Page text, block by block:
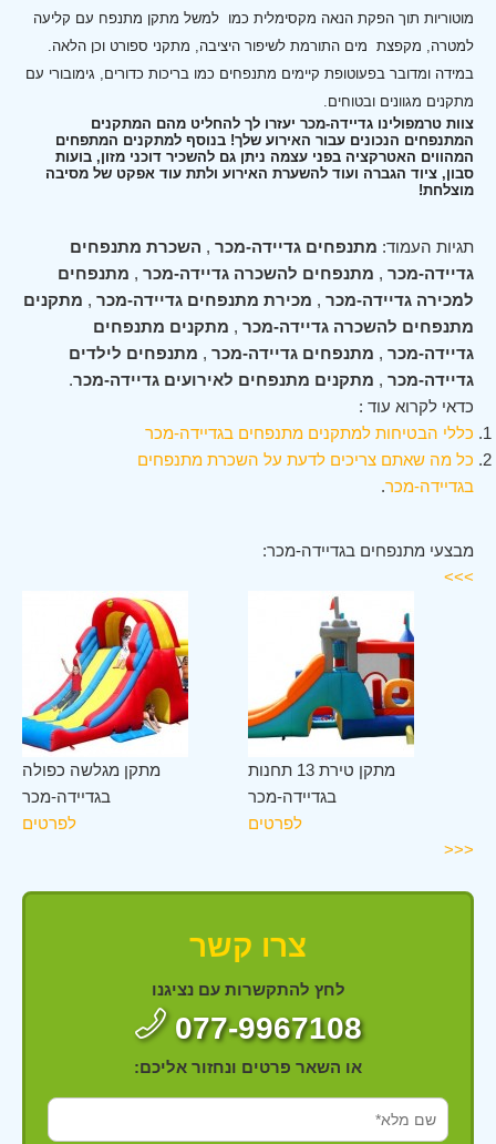
מוטוריות תוך הפקת הנאה מקסימלית כמו למשל מתקן מתנפח עם קליעה
למטרה, מקפצת מים התורמת לשיפור היציבה, מתקני ספורט וכן הלאה.
במידה ומדובר בפעוטופת קיימים מתנפחים כמו בריכות כדורים, גימובורי עם
מתקנים מגוונים ובטוחים.
צוות טרמפולינו גדיידה-מכר יעזרו לך להחליט מהם המתקנים
המתנפחים הנכונים עבור האירוע שלך! בנוסף למתקנים המתפחים
המהווים האטרקציה בפני עצמה ניתן גם להשכיר דוכני מזון, בועות
סבון, ציוד הגברה ועוד להשערת האירוע ולתת עוד אפקט של מסיבה
מוצלחת!
תגיות העמוד: מתנפחים גדיידה-מכר , השכרת מתנפחים
גדיידה-מכר , מתנפחים להשכרה גדיידה-מכר , מתנפחים
למכירה גדיידה-מכר , מכירת מתנפחים גדיידה-מכר , מתקנים
מתנפחים להשכרה גדיידה-מכר , מתקנים מתנפחים
גדיידה-מכר , מתנפחים גדיידה-מכר , מתנפחים לילדים
גדיידה-מכר , מתקנים מתנפחים לאירועים גדיידה-מכר.
כדאי לקרוא עוד :
כללי הבטיחות למתקנים מתנפחים בגדיידה-מכר
כל מה שאתם צריכים לדעת על השכרת מתנפחים
בגדיידה-מכר.
מבצעי מתנפחים בגדיידה-מכר:
>>>
מתקן מגלשה כפולה
בגדיידה-מכר
לפרטים
מתקן טירת 13 תחנות
בגדיידה-מכר
לפרטים
<<<
צרו קשר
לחץ להתקשרות עם נציגנו
077-9967108
או השאר פרטים ונחזור אליכם: